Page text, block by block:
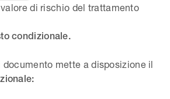
di rischio del trattamento
condizionale.
documento mette a disposizione il